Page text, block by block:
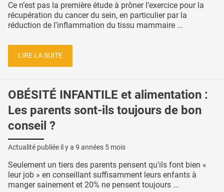
Ce n’est pas la première étude à prôner l’exercice pour la
récupération du cancer du sein, en particulier par la
réduction de l'inflammation du tissu mammaire ...
LIRE LA SUITE
OBÉSITÉ INFANTILE et alimentation :
Les parents sont-ils toujours de bon
conseil ?
Actualité publiée il y a 9 années 5 mois
Seulement un tiers des parents pensent qu'ils font bien «
leur job » en conseillant suffisamment leurs enfants à
manger sainement et 20% ne pensent toujours ...